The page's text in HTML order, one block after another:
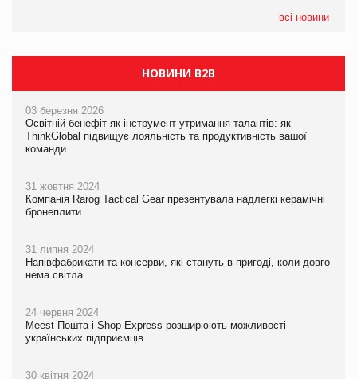
всі новини
НОВИНИ B2B
03 березня 2026
Освітній бенефіт як інструмент утримання талантів: як
ThinkGlobal підвищує лояльність та продуктивність вашої
команди
31 жовтня 2024
Компанія Rarog Tactical Gear презентувала надлегкі керамічні
бронеплити
31 липня 2024
Напівфабрикати та консерви, які стануть в пригоді, коли довго
нема світла
24 червня 2024
Meest Пошта і Shop-Express розширюють можливості
українських підприємців
30 квітня 2024